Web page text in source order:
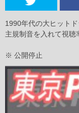
1990年代の大ヒット
主規制音を入れて視聴
※ 公開停止